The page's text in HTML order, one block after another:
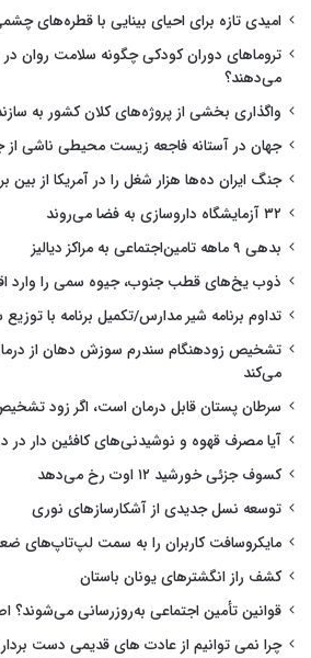
امیدی تازه برای احیای بینایی با قطره‌های
تروماهای دوران کودکی چگونه سلامت روان در
می‌دهند؟
واگذاری بخشی از پروژه‌های کلان کشور به
جهان در آستانه فاجعه زیست محیطی ناشی
جنگ ایران ده‌ها هزار شغل را در آمریکا از بین
۳۲ آزمایشگاه داروسازی به فضا می‌روند
بدهی ۹ ماهه تامین‌اجتماعی به مراکز دیالیز
ذوب یخ‌های قطب جنوب، جیوه سمی را وارد
تداوم برنامه شیر مدارس/تکمیل برنامه با توزیع
تشخیص زودهنگام سندرم سوزش دهان از
می‌کند
سرطان پستان قابل درمان است، اگر زود
آیا مصرف قهوه و نوشیدنی‌های کافئین دار
کسوف جزئی خورشید ۱۲ اوت رخ می‌دهد
توسعه نسل جدیدی از آشکارسازهای نوری
مایکروسافت کاربران را به سمت لپ‌تاپ‌های
کشف راز انگشترهای یونان باستان
قوانین تأمین اجتماعی به‌روزرسانی می‌شوند؟
چرا نمی توانیم از عادت های قدیمی دست